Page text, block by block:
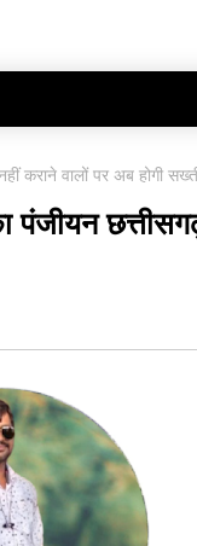
कराने वालों पर अब होगी